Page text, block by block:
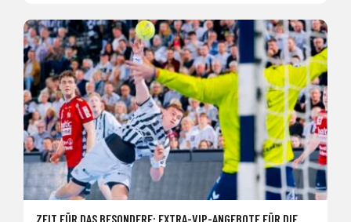
ZEIT FÜR DAS BESONDERE: EXTRA-VIP-ANGEBOTE FÜR DIE